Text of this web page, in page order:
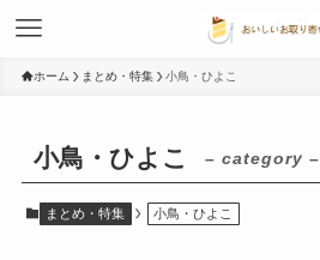
ホーム まとめ・特集 小鳥・ひよこ
小鳥・ひよこ – category –
まとめ・特集 小鳥・ひよこ